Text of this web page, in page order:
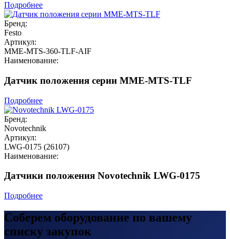
Подробнее
Бренд:
Festo
Артикул:
MME-MTS-360-TLF-AIF
Наименование:
Датчик положения серии MME-MTS-TLF
Подробнее
Бренд:
Novotechnik
Артикул:
LWG-0175 (26107)
Наименование:
Датчики положения Novotechnik LWG-0175
Подробнее
Соберем оборудование по вашему
списку закупок